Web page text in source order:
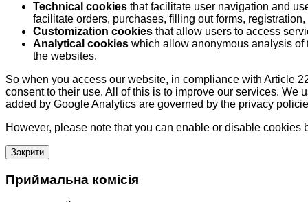
Technical cookies that facilitate user navigation and
facilitate orders, purchases, filling out forms,
Customization cookies that allow users to access
Analytical cookies which allow anonymous analysis
the websites.
So when you access our website, in compliance with Article
consent to their use. All of this is to improve our services.
added by Google Analytics are governed by the privacy
However, please note that you can enable or disable cookies
Закрити
Приймальна комісія